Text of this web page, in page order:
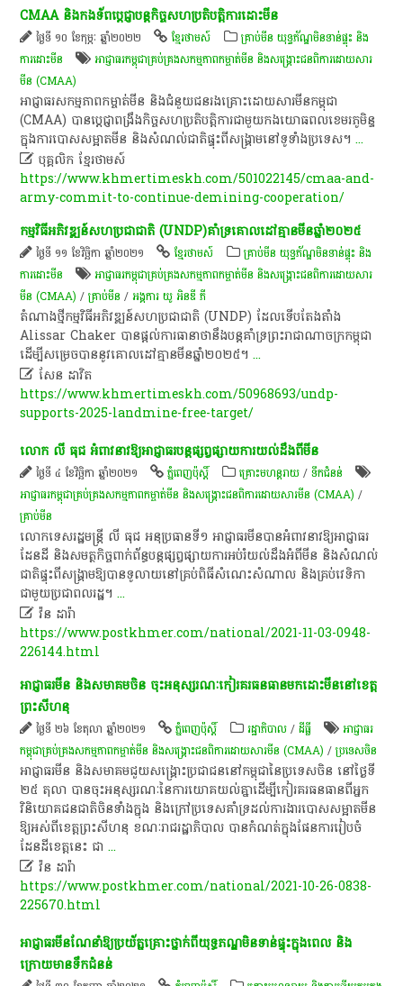
CMAA​ និង​កងទ័ព​ប្តេជ្ញា​បន្ត​កិច្ច​សហប្រតិបត្តិការ​ដោះ​មីន​
ថ្ងៃទី ១០ ខែកុម្ភៈ ឆ្នាំ២០២២ ខ្មែរថាមស៍
គ្រាប់មីន យុទ្ធភ័ណ្ឌមិនទាន់ផ្ទុះ និង
ការដោះមីន
អាជ្ញាធរ​កម្ពុជា​គ្រប់គ្រង​សកម្មភាព​កម្ចាត់​មីន និង​សង្គ្រោះ​ជនពិការ​ដោយសារ​
មីន (CMAA)
​អាជ្ញាធរ​សកម្មភាព​កម្ចាត់​មីន​ និង​ជំនួយ​ជន​រង​គ្រោះ​ដោយសារ​មីន​កម្ពុជា​
(CMAA)​ បាន​ប្តេជ្ញា​ពង្រឹង​កិច្ច​សហប្រតិបត្តិការ​ជាមួយ​កង​យោធពលខេមរភូមិន្ទ​
ក្នុង​ការ​បោសសម្អាត​មីន​ និង​សំណល់​ជាតិ​ផ្ទុះ​ពី​សង្គ្រាម​នៅ​ទូ​ទាំង​ប្រទេស​។​...
 បុគ្គលិក​ ខ្មែរ​ថា​ម​ស៍​
https://www.khmertimeskh.com/501022145/cmaa-and-
army-commit-to-continue-demining-cooperation/
កម្មវិធី​អភិវឌ្ឍន៍​សហប្រជាជាតិ​ (UNDP)​គាំទ្រ​គោលដៅ​គ្មាន​មីន​ឆ្នាំ​២០២៥
ថ្ងៃទី ១១ ខែវិច្ឆិកា ឆ្នាំ២០២១ ខ្មែរថាមស៍
គ្រាប់មីន យុទ្ធភ័ណ្ឌមិនទាន់ផ្ទុះ និង
ការដោះមីន
អាជ្ញាធរ​កម្ពុជា​គ្រប់គ្រង​សកម្មភាព​កម្ចាត់​មីន និង​សង្គ្រោះ​ជនពិការ​ដោយសារ​
មីន (CMAA) /គ្រាប់មីន /អង្គការ យូ អិនឌី ភី
តំណាង​ថ្មី​កម្មវិធី​អភិវឌ្ឍន៍​សហប្រជាជាតិ​ (UNDP)​ ដែល​ទើប​តែងតាំង​
Alissar​ Chaker​ បាន​ផ្តល់​ការ​ធានា​ថា​នឹង​បន្ត​គាំទ្រ​ព្រះរាជាណាចក្រ​កម្ពុជា​
ដើម្បី​សម្រេច​បាន​នូវ​គោលដៅ​គ្មាន​មីន​ឆ្នាំ​២០២៥​។​...
 សែន​ ដា​វិត​
https://www.khmertimeskh.com/50968693/undp-
supports-2025-landmine-free-target/
លោក លី ធុជ ​អំពាវនាវ​ឱ្យ​អាជ្ញាធរ​បន្ត​ផ្សព្វផ្សាយ​​ការយល់ដឹង​ពី​មីន
ថ្ងៃទី ៤ ខែវិច្ឆិកា ឆ្នាំ២០២១ ភ្នំពេញប៉ុស្តិ៍ គ្រោះមហន្តរាយ /ទឹកជំនន់
អាជ្ញាធរ​កម្ពុជា​គ្រប់គ្រង​សកម្មភាព​កម្ចាត់​មីន និង​សង្គ្រោះ​ជនពិការ​ដោយសារ​មីន (CMAA) /
គ្រាប់មីន
លោក​ទេសរដ្ឋមន្ត្រី លី ធុជ អនុប្រធាន​ទី​១ ​អាជ្ញាធរ​មីន​បាន​អំពាវនាវ​ឱ្យ​អាជ្ញាធរ​
ដែនដី និង​សមត្ថកិច្ច​ពាក់ព័ន្ធ​បន្ត​ផ្សព្វផ្សាយ​ការអប់រំ​យល់ដឹង​អំពី​មីន និង​សំណល់​
ជាតិ​ផ្ទុះ​ពី​សង្គ្រាម​ឱ្យបាន​ទូលាយ​នៅ​គ្រប់​ពិធី​សំណេះសំណាល និង​គ្រប់​វេទិកា​
ជាមួយ​ប្រជាពលរដ្ឋ​។...
 វ៉ន ដារ៉ា
https://www.postkhmer.com/national/2021-11-03-0948-
226144.html
អាជ្ញាធរ​មីន​ និង​សមាគម​ចិន ចុះ​អនុស្សរណៈកៀរគរ​ធនធាន​មក​ដោះមីន​នៅ​ខេត្ត​
ព្រះសីហនុ
ថ្ងៃទី ២៦ ខែតុលា ឆ្នាំ២០២១ ភ្នំពេញប៉ុស្តិ៍ រដ្ឋាភិបាល /ដីធ្លី
អាជ្ញាធរ​
កម្ពុជា​គ្រប់គ្រង​សកម្មភាព​កម្ចាត់​មីន និង​សង្គ្រោះ​ជនពិការ​ដោយសារ​មីន (CMAA) /ប្រទេសចិន
អាជ្ញាធរ​មីន និង​សមាគម​ជួយសង្គ្រោះ​ប្រជាជន​នៅ​កម្ពុជា​នៃ​ប្រទេស​ចិន នៅ​ថ្ងៃទី​
២៥ តុលា បាន​ចុះ​អនុស្សរណៈ​នៃ​ការយោគយល់​គ្នា​ដើម្បី​កៀរគរ​ធនធាន​ពី​អ្នក
វិនិយោគ​ជនជាតិ​ចិន​ទាំង​ក្នុង​ និង​ក្រៅ​ប្រទេស​គាំទ្រ​ដល់​ការងារ​បោសសម្អាត​មីន​
ឱ្យ​អស់ពី​ខេត្ត​ព្រះសីហនុ ខណៈ​រាជរដ្ឋាភិបាល បានកំណត់​ក្នុង​ផែនការ​រៀបចំ​
ដែនដី​ខេត្ត​នេះ ជា...
 វ៉ន ដារ៉ា
https://www.postkhmer.com/national/2021-10-26-0838-
225670.html
អាជ្ញា​ធរមី​នណែ​នាំឱ្យប្រយ័​ត្នគ្រោះថ្នា​ក់ពីយុទ្ធ​ភណ្ឌមិន​ទាន់ផ្ទុះក្នុង​ពេល និង​
ក្រោយមា​នទឹកជំ​នន់